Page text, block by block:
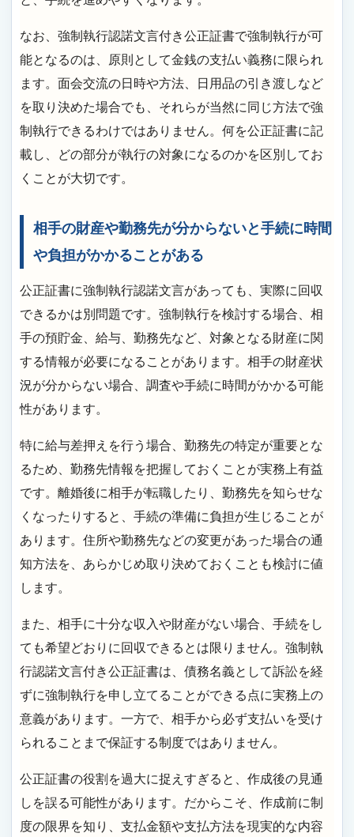
なお、強制執行認諾文言付き公正証書で強制執行が可
能となるのは、原則として金銭の支払い義務に限られ
ます。面会交流の日時や方法、日用品の引き渡しなど
を取り決めた場合でも、それらが当然に同じ方法で強
制執行できるわけではありません。何を公正証書に記
載し、どの部分が執行の対象になるのかを区別してお
くことが大切です。
相手の財産や勤務先が分からないと手続に時間
や負担がかかることがある
公正証書に強制執行認諾文言があっても、実際に回収
できるかは別問題です。強制執行を検討する場合、相
手の預貯金、給与、勤務先など、対象となる財産に関
する情報が必要になることがあります。相手の財産状
況が分からない場合、調査や手続に時間がかかる可能
性があります。
特に給与差押えを行う場合、勤務先の特定が重要とな
るため、勤務先情報を把握しておくことが実務上有益
です。離婚後に相手が転職したり、勤務先を知らせな
くなったりすると、手続の準備に負担が生じることが
あります。住所や勤務先などの変更があった場合の通
知方法を、あらかじめ取り決めておくことも検討に値
します。
また、相手に十分な収入や財産がない場合、手続をし
ても希望どおりに回収できるとは限りません。強制執
行認諾文言付き公正証書は、債務名義として訴訟を経
ずに強制執行を申し立てることができる点に実務上の
意義があります。一方で、相手から必ず支払いを受け
られることまで保証する制度ではありません。
公正証書の役割を過大に捉えすぎると、作成後の見通
しを誤る可能性があります。だからこそ、作成前に制
度の限界を知り、支払金額や支払方法を現実的な内容